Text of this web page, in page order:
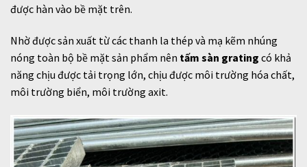
được hàn vào bề mặt trên.
Nhờ được sản xuất từ các thanh la thép và mạ kẽm nhúng
nóng toàn bộ bề mặt sản phẩm nên tấm sàn grating có khả
năng chịu được tải trọng lớn, chịu được môi trường hóa chất,
môi trường biển, môi trường axit.